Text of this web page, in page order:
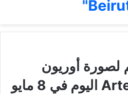
لصورة أوريون
لمركبة Artemis 2 اليوم في 8 مايو